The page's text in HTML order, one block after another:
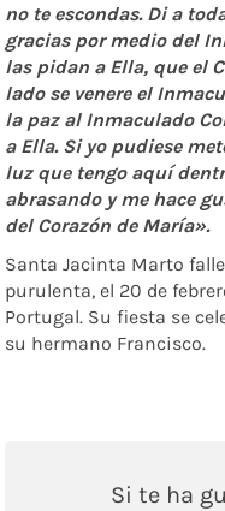
no te escondas. Di a
gracias por medio del
las pidan a Ella, que el
lado se venere el
la paz al Inmaculado
a Ella. Si yo pudiese
luz que tengo aquí
abrasando y me hace
del Corazón de María».
Santa Jacinta Marto
purulenta, el 20 de
Portugal. Su fiesta se
su hermano Francisco.
Si te ha